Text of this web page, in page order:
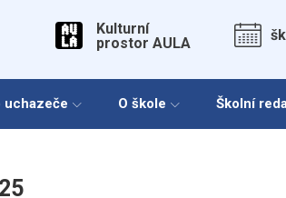
Kulturní
prostor AULA
uchazeče O škole Školní